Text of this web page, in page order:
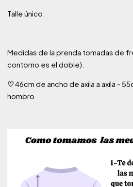
Talle único.
Medidas de la prenda tomadas de
contorno es el doble).
♡46cm de ancho de axila a axila -
hombro